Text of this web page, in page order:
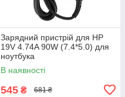
Зарядний пристрій для HP
19V 4.74A 90W (7.4*5.0) для
ноутбука
В наявності
545 ₴ 681 ₴